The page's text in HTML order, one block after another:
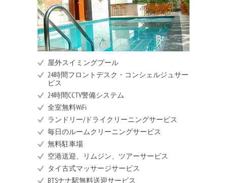
屋外スイミングプール
24時間フロントデスク・コンシェルジュサー
ビス
24時間CCTV警備システム
全室無料WiFi
ランドリー/ドライクリーニングサービス
毎日のルームクリーニングサービス
無料駐車場
空港送迎、リムジン、ツアーサービス
タイ古式マッサージサービス
BTSナナ駅無料送迎サービス